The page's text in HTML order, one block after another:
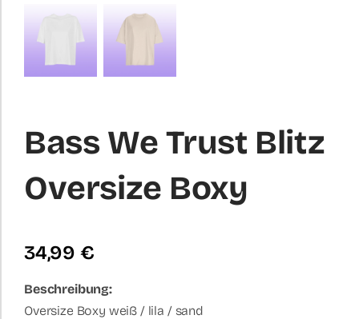
Bass We Trust Blitz
Oversize Boxy
34,99 €
Beschreibung:
Oversize Boxy weiß / lila / sand